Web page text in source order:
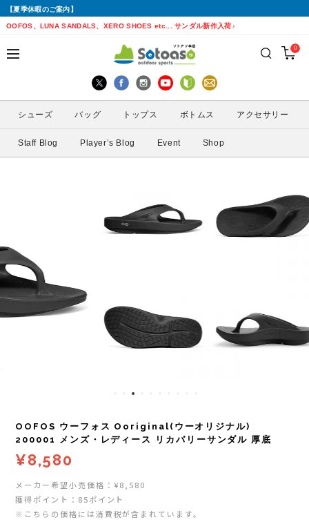
【夏季休暇のご案内】
OOFOS、LUNA SANDALS、XERO SHOES etc... サンダル新作入荷♪
戻る
シューズから探す
トレイルランニングシューズ
ランニングシューズ
戻る
トップスから探す
シェル・レインウェア
シャツ
戻る
ボトムスから探す
ショートパンツ
ロングパンツ
戻る
バッグから探す
トレランザック
バックパック
戻る
アクセサリーから探す
キャップ・ハット
ソックス
ゲイター
サングラス
ストックポール
戻る
ブランドから探す
ACTIVE YOHKAN(アクティブようかん)
ATHLETUNE(アスリチューン)
HoneyAction(ハニーアクション)
KODA(コーダ)
PUREPALA(ピュアパラ)
SAMURAI GEL(サムライジェル)
戻る
ブランドから探す
Amazfit(アマズフィット)
BAUERFEIND(バウアーファインド)
CHAORAS(チャオラス)
Clef(クレ)
Columbia・Montrail(コロンビア・モント
DYNAFIT(ディナフィット)
戻る
性別から探す
レディース
0
シューズ バッグ トップス ボトムス アクセサリー
Staff Blog Player’s Blog Event Shop
OOFOS ウーフォス Ooriginal(ウーオリジナル)
200001 メンズ・レディース リカバリーサンダル 厚底
¥8,580
メーカー希望小売価格：¥8,580
獲得ポイント：85ポイント
※こちらの価格には消費税が含まれています。